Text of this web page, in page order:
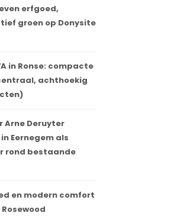
erfgoed,
groen op Donysite
in Ronse: compacte
achthoekig
Arne Deruyter
Eernegem als
rond bestaande
en modern comfort